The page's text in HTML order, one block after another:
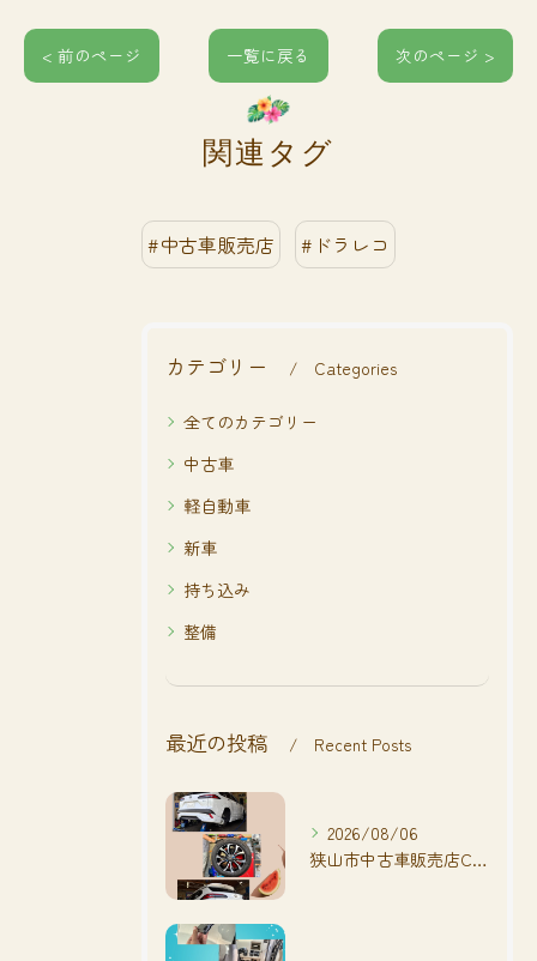
< 前のページ 一覧に戻る 次のページ >
関連タグ
#中古車販売店 #ドラレコ
カテゴリー Categories
全てのカテゴリー
中古車
軽自動車
新車
持ち込み
整備
最近の投稿 Recent Posts
2026/08/06
狭山市中古車販売店CarShop FACT.🚗